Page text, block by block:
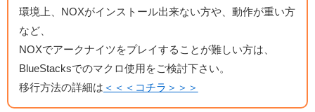
環境上、NOXがインストール出来ない方や、動作が重い方
など、
NOXでアークナイツをプレイすることが難しい方は、
BlueStacksでのマクロ使用をご検討下さい。
移行方法の詳細は ＜＜＜コチラ＞＞＞